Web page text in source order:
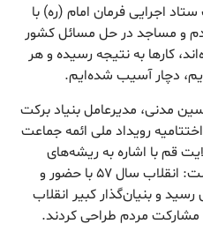
اجرایی فرمان امام (ره) با
و مساجد در حل مسائل کشور
کارها به نتیجه رسیده و هر
دچار آسیب شده‌ایم.
مدنی، مدیرعامل بنیاد برکت
رویداد ملی ائمه جماعت
قم با اشاره به ریشه‌های
مردمی انقلاب اسلامی اظهار داشت: انقلاب سال ۵۷ با حضور و
و بنیان‌گذار کبیر انقلاب
مشارکت مردم طراحی کردند.